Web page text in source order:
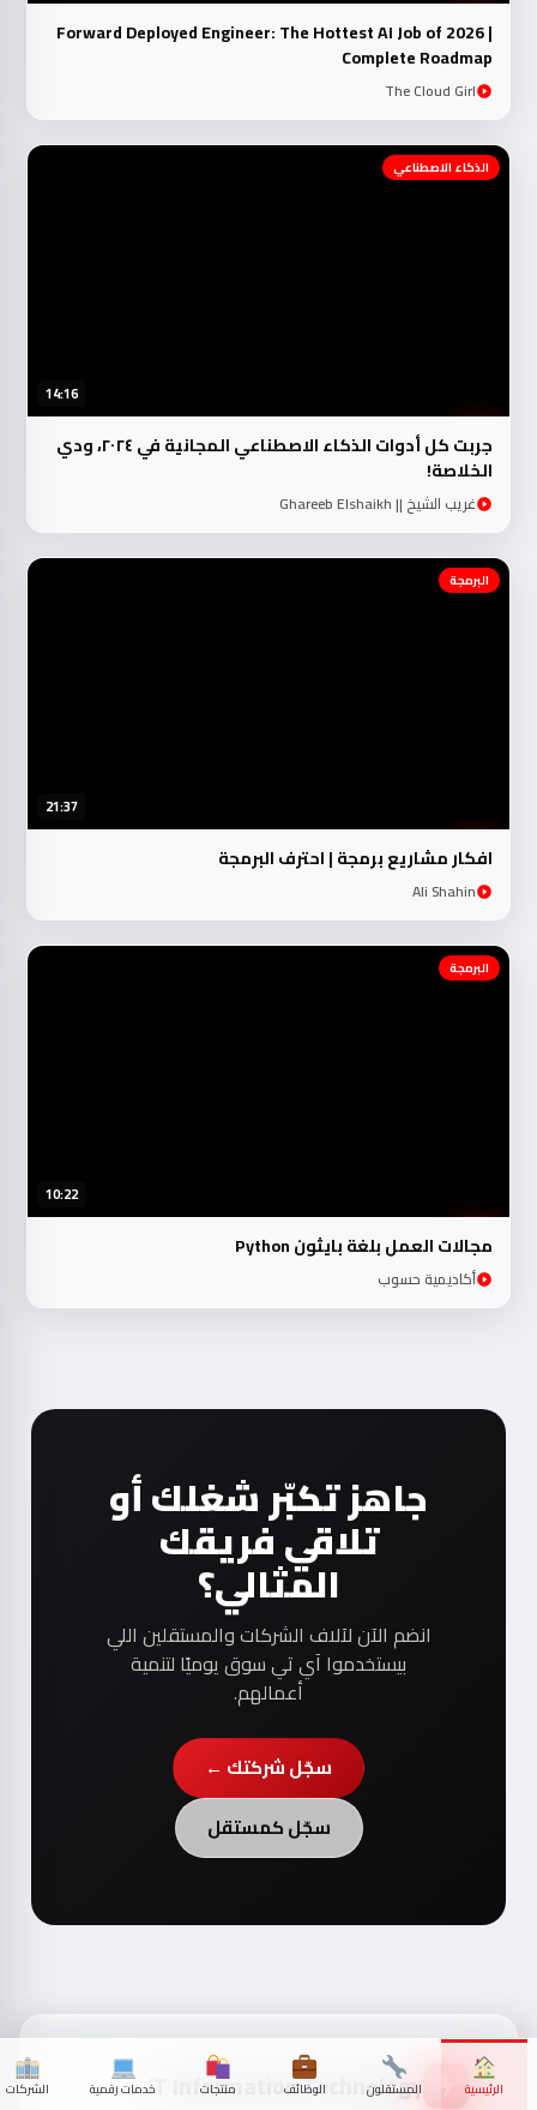
Forward Deployed Engineer: The Hottest AI Job of 2026 |
Complete Roadmap
The Cloud Girl
14:16
الذكاء الاصطناعي
جربت كل أدوات الذكاء الاصطناعي المجانية في ٢٠٢٤، ودي
الخلاصة!
غريب الشيخ || Ghareeb Elshaikh
21:37
البرمجة
افكار مشاريع برمجة | احترف البرمجة
Ali Shahin
10:22
البرمجة
مجالات العمل بلغة بايثون Python
أكاديمية حسوب
جاهز تكبّر شغلك أو
تلاقي فريقك
المثالي؟
انضم الآن لآلاف الشركات والمستقلين اللي
بيستخدموا آي تي سوق يوميًا لتنمية
أعمالهم.
سجّل شركتك ←
سجّل كمستقل
IT Information Technology الرئيسية المستقلون الوظائف منتجات خدمات رقمية الشركات